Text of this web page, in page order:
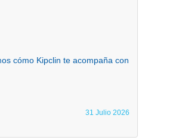
cómo Kipclin te acompaña con
31 Julio 2026